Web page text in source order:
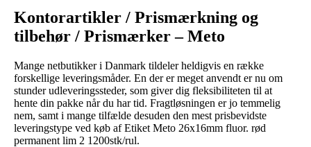
Kontorartikler / Prismærkning og
tilbehør / Prismærker – Meto
Mange netbutikker i Danmark tildeler heldigvis en række
forskellige leveringsmåder. En der er meget anvendt er nu om
stunder udleveringssteder, som giver dig fleksibiliteten til at
hente din pakke når du har tid. Fragtløsningen er jo temmelig
nem, samt i mange tilfælde desuden den mest prisbevidste
leveringstype ved køb af Etiket Meto 26x16mm fluor. rød
permanent lim 2 1200stk/rul.